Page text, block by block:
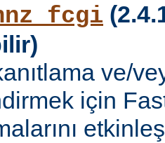
ve/
için